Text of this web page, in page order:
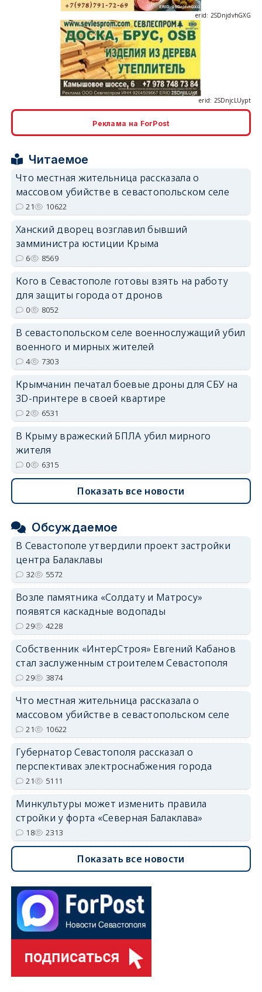
Реклама на ForPost
Читаемое
Что местная жительница рассказала о
массовом убийстве в севастопольском селе
21 10622
Ханский дворец возглавил бывший
замминистра юстиции Крыма
6 8569
Кого в Севастополе готовы взять на работу
для защиты города от дронов
0 8052
В севастопольском селе военнослужащий убил
военного и мирных жителей
4 7303
Крымчанин печатал боевые дроны для СБУ на
3D-принтере в своей квартире
2 6531
В Крыму вражеский БПЛА убил мирного
жителя
0 6315
Показать все новости
Обсуждаемое
В Севастополе утвердили проект застройки
центра Балаклавы
32 5572
Возле памятника «Солдату и Матросу»
появятся каскадные водопады
29 4228
Собственник «ИнтерСтроя» Евгений Кабанов
стал заслуженным строителем Севастополя
29 3874
Что местная жительница рассказала о
массовом убийстве в севастопольском селе
21 10622
Губернатор Севастополя рассказал о
перспективах электроснабжения города
21 5111
Минкультуры может изменить правила
стройки у форта «Северная Балаклава»
18 2313
Показать все новости